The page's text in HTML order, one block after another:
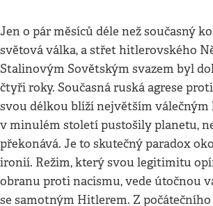
Jen o pár měsíců déle než současný
světová válka, a střet hitlerovského
Stalinovým Sovětským svazem byl
čtyři roky. Současná ruská agrese
svou délkou blíží největším
v minulém století pustošily planetu,
překonává. Je to skutečný paradox
ironií. Režim, který svou legitimitu
obranu proti nacismu, vede útočnou
se samotným Hitlerem. Z